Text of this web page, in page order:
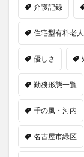
介護記録
住宅型有料老
優しさ
勤務形態一覧
千の風・河内
名古屋市緑区